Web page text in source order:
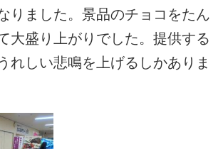
りました。景品のチョコをたん
大盛り上がりでした。提供する
れしい悲鳴を上げるしかありま